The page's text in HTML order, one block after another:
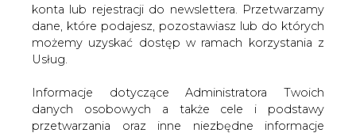
konta lub rejestracji do newslettera. Przetwarzamy
dane, które podajesz, pozostawiasz lub do których
możemy uzyskać dostęp w ramach korzystania z
Usług.
Informacje dotyczące Administratora Twoich
danych osobowych a także cele i podstawy
przetwarzania oraz inne niezbędne informacje
Strona główna
SERWIS INFORMACYJNY CIRE
/ Eltarg zobaczyło tylko 8,5 tys. osób
2001-05-29 00:00
skomentuj
udostępnij: